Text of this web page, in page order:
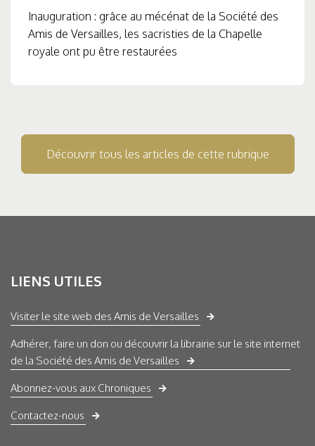
Inauguration : grâce au mécénat de la Société des
Amis de Versailles, les sacristies de la Chapelle
royale ont pu être restaurées
Découvrir tous les articles de cette rubrique
LIENS UTILES
Visiter le site web des Amis de Versailles
Adhérer, faire un don ou découvrir la librairie sur le site internet
de la Société des Amis de Versailles
Abonnez-vous aux Chroniques
Contactez-nous